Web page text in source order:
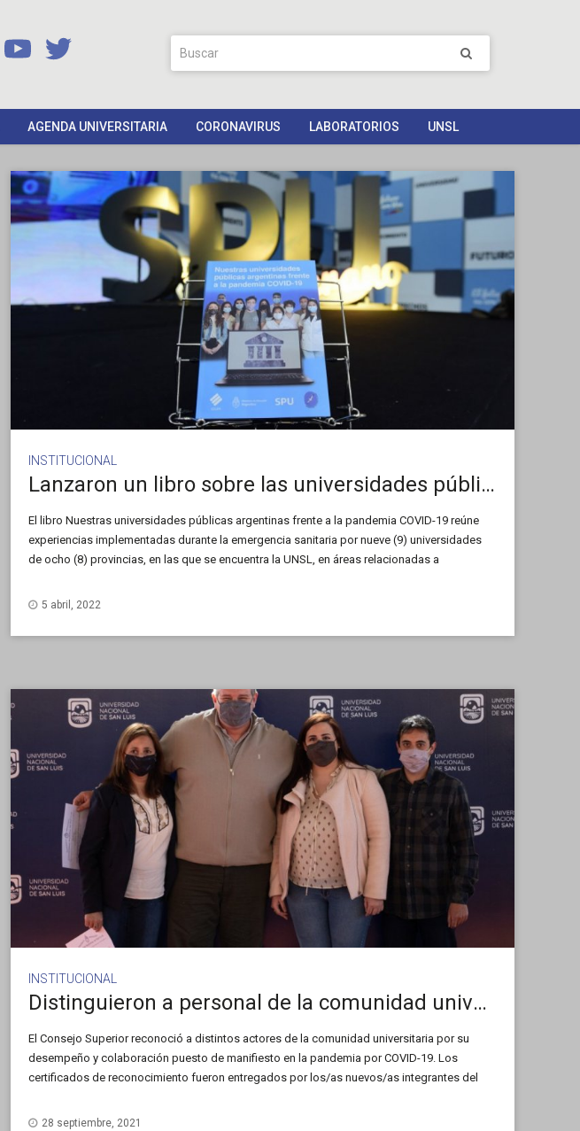
AGENDA UNIVERSITARIA CORONAVIRUS LABORATORIOS UNSL
INSTITUCIONAL
Lanzaron un libro sobre las universidades públicas en pandemia
El libro Nuestras universidades públicas argentinas frente a la pandemia COVID-19 reúne
experiencias implementadas durante la emergencia sanitaria por nueve (9) universidades
de ocho (8) provincias, en las que se encuentra la UNSL, en áreas relacionadas a
conocimiento y relación con la […]
5 abril, 2022
INSTITUCIONAL
Distinguieron a personal de la comunidad universitaria
El Consejo Superior reconoció a distintos actores de la comunidad universitaria por su
desempeño y colaboración puesto de manifiesto en la pandemia por COVID-19. Los
certificados de reconocimiento fueron entregados por los/as nuevos/as integrantes del
Colegiado, llevada adelante […]
28 septiembre, 2021